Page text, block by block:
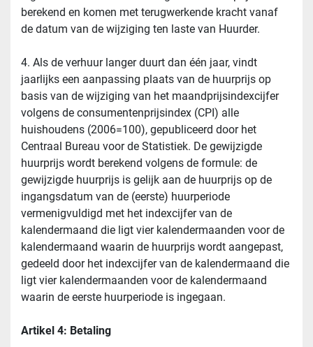
berekend en komen met terugwerkende kracht vanaf
de datum van de wijziging ten laste van Huurder.
4. Als de verhuur langer duurt dan één jaar, vindt
jaarlijks een aanpassing plaats van de huurprijs op
basis van de wijziging van het maandprijsindexcijfer
volgens de consumentenprijsindex (CPI) alle
huishoudens (2006=100), gepubliceerd door het
Centraal Bureau voor de Statistiek. De gewijzigde
huurprijs wordt berekend volgens de formule: de
gewijzigde huurprijs is gelijk aan de huurprijs op de
ingangsdatum van de (eerste) huurperiode
vermenigvuldigd met het indexcijfer van de
kalendermaand die ligt vier kalendermaanden voor de
kalendermaand waarin de huurprijs wordt aangepast,
gedeeld door het indexcijfer van de kalendermaand die
ligt vier kalendermaanden voor de kalendermaand
waarin de eerste huurperiode is ingegaan.
Artikel 4: Betaling